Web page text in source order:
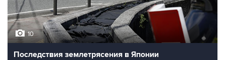
10
Последствия землетрясения в Японии